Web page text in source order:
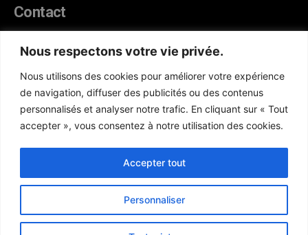
Nous respectons votre vie privée.
Nous utilisons des cookies pour améliorer votre expérience
de navigation, diffuser des publicités ou des contenus
personnalisés et analyser notre trafic. En cliquant sur « Tout
accepter », vous consentez à notre utilisation des cookies.
Personnaliser
Accepter tout
Contact
Téléphone :(+221) 70 330 86 87‬
WhatsApp : (+33) 6 52 17 85 46
E-mail : redaction@atlanticactu.com
E-mail : commercial@atlanticactu.com
Nous écrire Qui sommes-nous ?